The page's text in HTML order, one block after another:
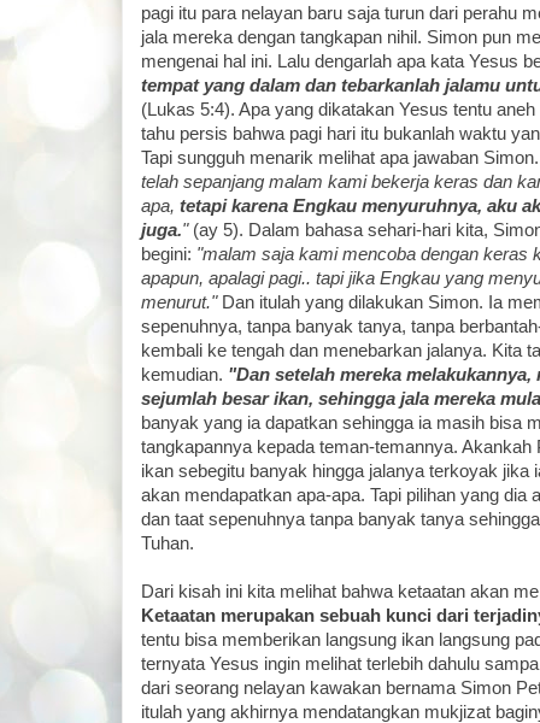
pagi itu para nelayan baru saja turun dari perahu
jala mereka dengan tangkapan nihil. Simon pun
mengenai hal ini. Lalu dengarlah apa kata Yesus
tempat yang dalam dan tebarkanlah jalamu
(Lukas 5:4). Apa yang dikatakan Yesus tentu
tahu persis bahwa pagi hari itu bukanlah waktu
Tapi sungguh menarik melihat apa jawaban
telah sepanjang malam kami bekerja keras dan
apa, tetapi karena Engkau menyuruhnya, aku
juga."(ay 5). Dalam bahasa sehari-hari kita,
begini: "malam saja kami mencoba dengan keras
apapun, apalagi pagi.. tapi jika Engkau yang
menurut."Dan itulah yang dilakukan Simon. Ia
sepenuhnya, tanpa banyak tanya, tanpa
kembali ke tengah dan menebarkan jalanya. Kita
kemudian. "Dan setelah mereka melakukannya,
sejumlah besar ikan, sehingga jala mereka
banyak yang ia dapatkan sehingga ia masih bisa
tangkapannya kepada teman-temannya. Akankah
ikan sebegitu banyak hingga jalanya terkoyak jika
akan mendapatkan apa-apa. Tapi pilihan yang dia
dan taat sepenuhnya tanpa banyak tanya
Tuhan.
Dari kisah ini kita melihat bahwa ketaatan akan
Ketaatan merupakan sebuah kunci dari
tentu bisa memberikan langsung ikan langsung
ternyata Yesus ingin melihat terlebih dahulu
dari seorang nelayan kawakan bernama Simon
itulah yang akhirnya mendatangkan mukjizat